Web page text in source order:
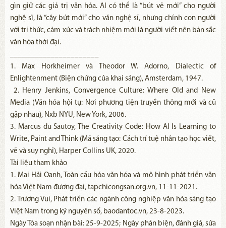
gìn giữ các giá trị văn hóa. AI có thể là “bút vẽ mới” cho người
nghệ sĩ, là “cây bút mới” cho văn nghệ sĩ, nhưng chính con người
với tri thức, cảm xúc và trách nhiệm mới là người viết nên bản sắc
văn hóa thời đại.
1. Max Horkheimer và Theodor W. Adorno, Dialectic of
Enlightenment (Biện chứng của khai sáng), Amsterdam, 1947.
2. Henry Jenkins, Convergence Culture: Where Old and New
Media (Văn hóa hội tụ: Nơi phương tiện truyền thông mới và cũ
gặp nhau), Nxb NYU, New York, 2006.
3. Marcus du Sautoy, The Creativity Code: How AI Is Learning to
Write, Paint and Think (Mã sáng tạo: Cách trí tuệ nhân tạo học viết,
vẽ và suy nghĩ), Harper Collins UK, 2020.
Tài liệu tham khảo
1. Mai Hải Oanh, Toàn cầu hóa văn hóa và mô hình phát triển văn
hóa Việt Nam đương đại, tapchicongsan.org.vn, 11-11-2021.
2. Trương Vui, Phát triển các ngành công nghiệp văn hóa sáng tạo
Việt Nam trong kỷ nguyên số, baodantoc.vn, 23-8-2023.
Ngày Tòa soạn nhận bài: 25-9-2025; Ngày phản biện, đánh giá, sửa